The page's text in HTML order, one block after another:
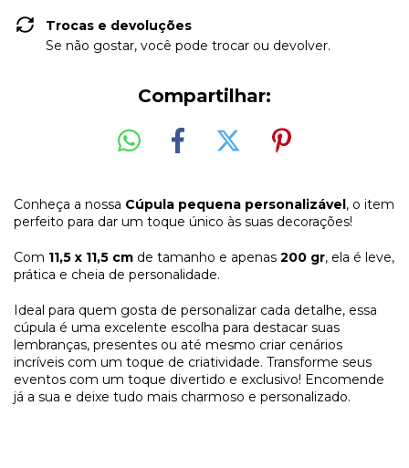
Trocas e devoluções
Se não gostar, você pode trocar ou devolver.
Compartilhar:
Conheça a nossa Cúpula pequena personalizável, o item
perfeito para dar um toque único às suas decorações!
Com 11,5 x 11,5 cm de tamanho e apenas 200 gr, ela é leve,
prática e cheia de personalidade.
Ideal para quem gosta de personalizar cada detalhe, essa
cúpula é uma excelente escolha para destacar suas
lembranças, presentes ou até mesmo criar cenários
incríveis com um toque de criatividade. Transforme seus
eventos com um toque divertido e exclusivo! Encomende
já a sua e deixe tudo mais charmoso e personalizado.